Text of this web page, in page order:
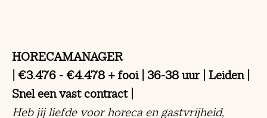
HORECAMANAGER
| €3.476 - €4.478 + fooi | 36-38 uur | Leiden |
Snel een vast contract |
Heb jij liefde voor horeca en gastvrijheid,